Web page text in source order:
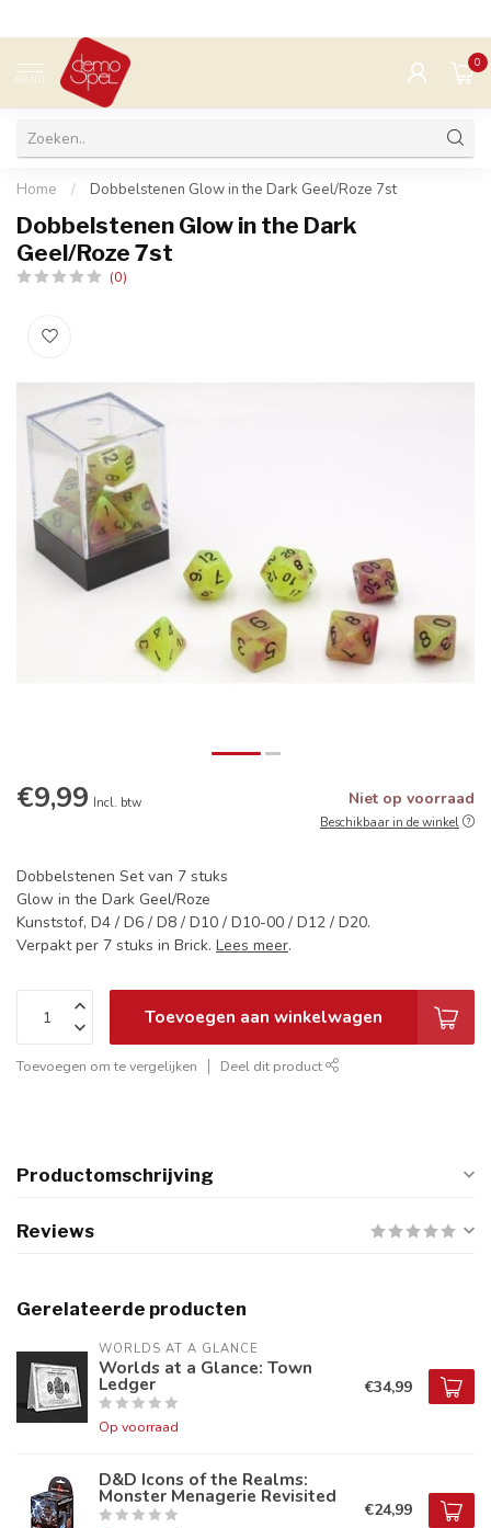
MENU
0
Home / Dobbelstenen Glow in the Dark Geel/Roze 7st
Dobbelstenen Glow in the Dark
Geel/Roze 7st
(0)
€9,99 Incl. btw Niet op voorraad
Beschikbaar in de winkel
Dobbelstenen Set van 7 stuks
Glow in the Dark Geel/Roze
Kunststof, D4 / D6 / D8 / D10 / D10-00 / D12 / D20.
Verpakt per 7 stuks in Brick. Lees meer.
Toevoegen aan winkelwagen
Toevoegen om te vergelijken Deel dit product
Productomschrijving
Reviews
Gerelateerde producten
WORLDS AT A GLANCE
Worlds at a Glance: Town
Ledger
Op voorraad
€34,99
D&D Icons of the Realms:
Monster Menagerie Revisited
€24,99